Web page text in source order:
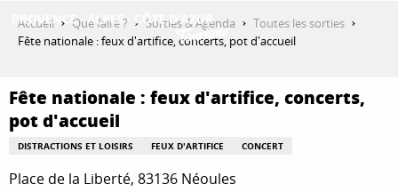
QUE FAIRE ?
Accueil Que faire ? Sorties & Agenda
Toutes les sorties
Fête nationale : feux d'artifice, concerts, pot d'accueil
Fête nationale : feux d'artifice, concerts,
pot d'accueil
DISTRACTIONS ET LOISIRS FEUX D'ARTIFICE CONCERT
Place de la Liberté, 83136 Néoules